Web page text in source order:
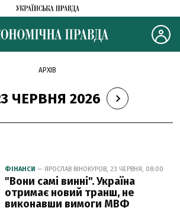
АРХІВ
ЧЕРВНЯ 2026
ФІНАНСИ — ЯРОСЛАВ ВІНОКУРОВ, 23 ЧЕРВНЯ, 08:00
"Вони самі винні". Україна
отримає новий транш, не
виконавши вимоги МВФ